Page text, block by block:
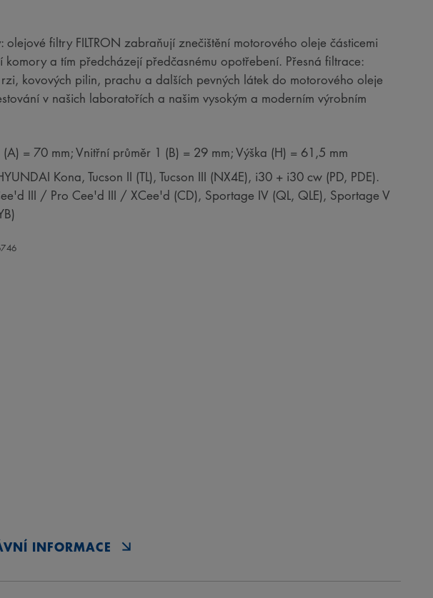
olejové filtry FILTRON zabraňují znečištění motorového oleje částicemi
komory a tím předcházejí předčasnému opotřebení. Přesná filtrace:
kovových pilin, prachu a dalších pevných látek do motorového oleje
v našich laboratořích a našim vysokým a moderním výrobním
= 70 mm; Vnitřní průměr 1 (B) = 29 mm; Výška (H) = 61,5 mm
Kona, Tucson II (TL), Tucson III (NX4E), i30 + i30 cw (PD, PDE).
III / Pro Cee'd III / XCee'd (CD), Sportage IV (QL, QLE), Sportage V
INFORMACE